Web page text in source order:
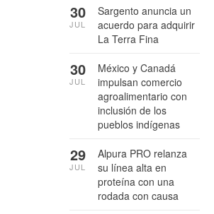
Sargento anuncia un
acuerdo para adquirir
La Terra Fina
30
JUL
México y Canadá
impulsan comercio
agroalimentario con
inclusión de los
pueblos indígenas
30
JUL
Alpura PRO relanza
su línea alta en
proteína con una
rodada con causa
29
JUL